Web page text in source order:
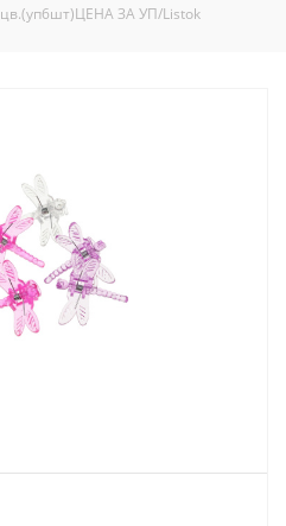
ЗА УП/Listok